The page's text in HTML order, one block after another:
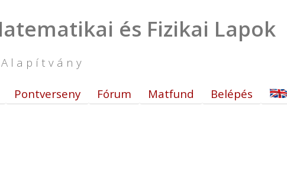
és Fizikai Lapok
Alapítvány
Pontverseny Fórum Matfund Belépés